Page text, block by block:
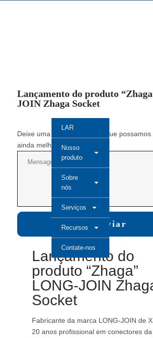
LAR
Nosso
produto
Sobre
nós
Serviços
Recursos
Contate-nos
Lançamento do produto
JOIN Zhaga Socket
Deixe uma mensagem para que
ainda melhor na próxima vez.
Enviar
Lançamento do
produto “Zhaga”
LONG-JOIN
Socket
Fabricante da marca LONG-JOIN de
20 anos profissional em conectores